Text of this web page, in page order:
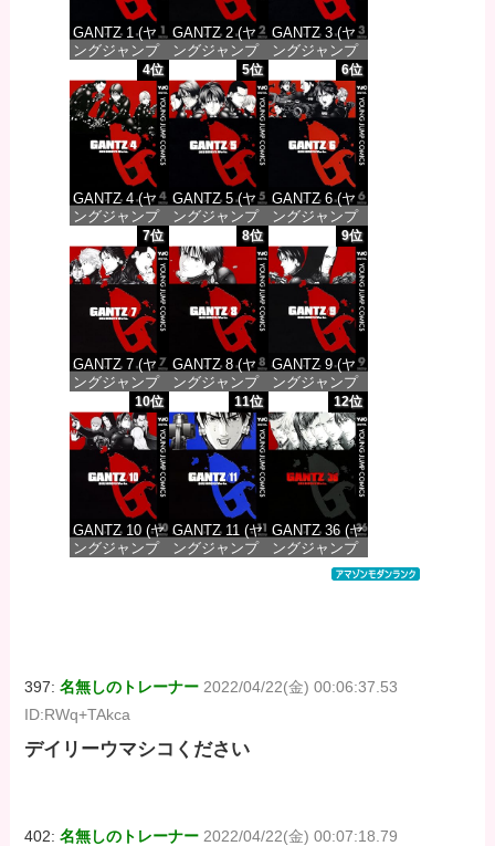
GANTZ 1 (ヤ
ングジャンプ
コミックス
DIGITAL)
価格：¥100
GANTZ 2 (ヤ
ングジャンプ
コミックス
DIGITAL)
価格：¥100
GANTZ 3 (ヤ
ングジャンプ
コミックス
DIGITAL)
価格：¥100
4位
GANTZ 4 (ヤ
ングジャンプ
コミックス
DIGITAL)
価格：¥100
5位
GANTZ 5 (ヤ
ングジャンプ
コミックス
DIGITAL)
価格：¥100
6位
GANTZ 6 (ヤ
ングジャンプ
コミックス
DIGITAL)
価格：¥100
7位
GANTZ 7 (ヤ
ングジャンプ
コミックス
DIGITAL)
価格：¥100
8位
GANTZ 8 (ヤ
ングジャンプ
コミックス
DIGITAL)
価格：¥100
9位
GANTZ 9 (ヤ
ングジャンプ
コミックス
DIGITAL)
価格：¥100
10位
GANTZ 10 (ヤ
ングジャンプ
11位
GANTZ 11 (ヤ
ングジャンプ
12位
GANTZ 36 (ヤ
ングジャンプ
コミックス
397:名無しのトレーナー 2022/04/22(金) 00:06:37.53
ID:RWq+TAkca
デイリーウマシコください
402:名無しのトレーナー 2022/04/22(金) 00:07:18.79